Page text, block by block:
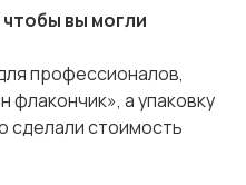
вы могли
профессионалов,
флакончик», а упаковку
сделали стоимость